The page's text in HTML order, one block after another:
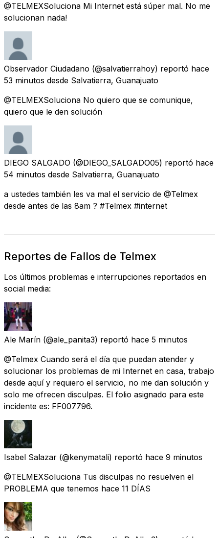
@TELMEXSoluciona Mi Internet está súper mal. No me
solucionan nada!
Observador Ciudadano (@salvatierrahoy) reportó hace
53 minutos desde Salvatierra, Guanajuato
@TELMEXSoluciona No quiero que se comunique,
quiero que le den solución
DIEGO SALGADO (@DIEGO_SALGADO05) reportó hace
54 minutos desde Salvatierra, Guanajuato
a ustedes también les va mal el servicio de @Telmex
desde antes de las 8am ? #Telmex #internet
Reportes de Fallos de Telmex
Los últimos problemas e interrupciones reportados en
social media:
Ale Marín (@ale_panita3) reportó hace 5 minutos
@Telmex Cuando será el día que puedan atender y
solucionar los problemas de mi Internet en casa, trabajo
desde aquí y requiero el servicio, no me dan solución y
solo me ofrecen disculpas. El folio asignado para este
incidente es: FF007796.
Isabel Salazar (@kenymatali) reportó hace 9 minutos
@TELMEXSoluciona Tus disculpas no resuelven el
PROBLEMA que tenemos hace 11 DÍAS